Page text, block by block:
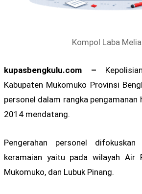
Kompol Laba
kupasbengkulu.com –
Kabupaten Mukomuko Provinsi
personel dalam rangka pengamanan
2014 mendatang.
Pengerahan personel
keramaian yaitu pada wilayah Air
Mukomuko, dan Lubuk Pinang.